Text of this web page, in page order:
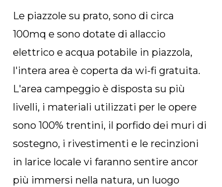
Le piazzole su prato, sono di circa
100mq e sono dotate di allaccio
elettrico e acqua potabile in piazzola,
l'intera area è coperta da wi-fi gratuita.
L'area campeggio è disposta su più
livelli, i materiali utilizzati per le opere
sono 100% trentini, il porfido dei muri di
sostegno, i rivestimenti e le recinzioni
in larice locale vi faranno sentire ancor
più immersi nella natura, un luogo